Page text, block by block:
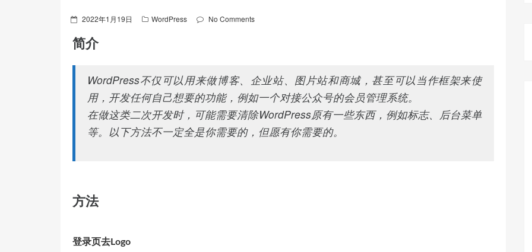
Posted
2022年1月19日 WordPress No Comments
简介
WordPress不仅可以用来做博客、企业站、图片站和商城，甚至可以当作框架来使
用，开发任何自己想要的功能，例如一个对接公众号的会员管理系统。
在做这类二次开发时，可能需要清除WordPress原有一些东西，例如标志、后台菜单
等。以下方法不一定全是你需要的，但愿有你需要的。
方法
登录页去Logo